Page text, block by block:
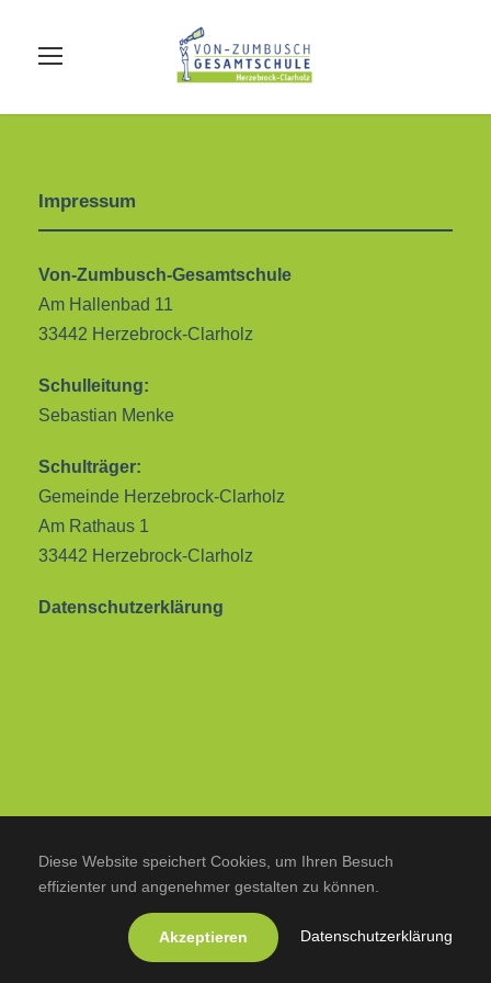
Impressum
Von-Zumbusch-Gesamtschule
Am Hallenbad 11
33442 Herzebrock-Clarholz
Schulleitung:
Sebastian Menke
Schulträger:
Gemeinde Herzebrock-Clarholz
Am Rathaus 1
33442 Herzebrock-Clarholz
Datenschutzerklärung
Diese Website speichert Cookies, um Ihren Besuch
effizienter und angenehmer gestalten zu können.
Akzeptieren Datenschutzerklärung